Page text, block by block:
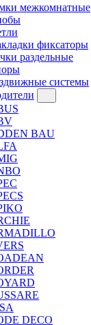
межкомнатные
фиксаторы
раздельные
системы
BAU
DECO